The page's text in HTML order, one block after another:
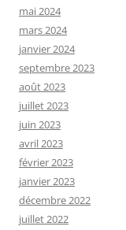
mai 2024
mars 2024
janvier 2024
septembre 2023
août 2023
juillet 2023
juin 2023
avril 2023
février 2023
janvier 2023
décembre 2022
juillet 2022